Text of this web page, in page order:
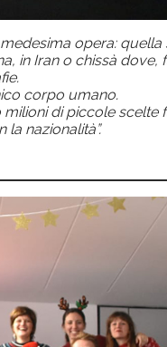
opera: quella
in Iran o chissà dove,
corpo umano.
di piccole scelte
nazionalità”.